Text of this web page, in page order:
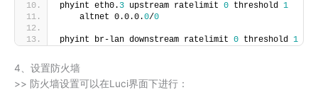
phyint eth0. 3 upstream ratelimit 0 threshold 1
    altnet 0.0.0.
0/0
phyint br-lan downstream ratelimit 0 threshold 1
4、设置防火墙
>> 防火墙设置可以在Luci界面下进行：